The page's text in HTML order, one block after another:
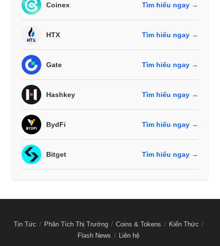
Coinex Tìm hiểu ngay →
HTX Tìm hiểu ngay →
Gate Tìm hiểu ngay →
Hashkey Tìm hiểu ngay →
BydFi Tìm hiểu ngay →
Bitget Tìm hiểu ngay →
Tin Tức Phân Tích Thị Trường Coins & Tokens
Kiến Thức
Flash News
Liên hệ